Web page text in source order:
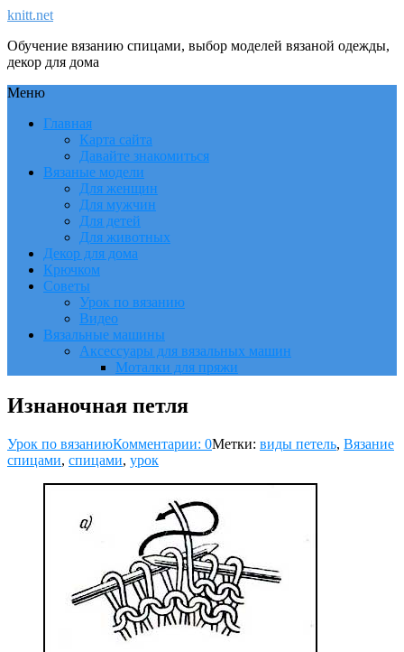
knitt.net
Обучение вязанию спицами, выбор моделей вязаной одежды,
декор для дома
Меню
Главная
Карта сайта
Давайте знакомиться
Вязаные модели
Для женщин
Для мужчин
Для детей
Для животных
Декор для дома
Крючком
Советы
Урок по вязанию
Видео
Вязальные машины
Аксессуары для вязальных машин
Моталки для пряжи
Изнаночная петля
Урок по вязаниюКомментарии: 0Метки: виды петель, Вязание
спицами, спицами, урок